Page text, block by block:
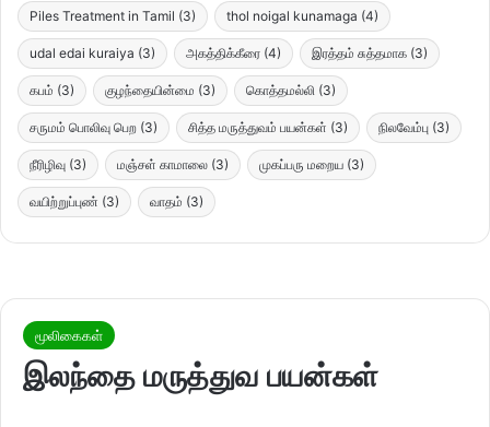
Piles Treatment in Tamil (3) thol noigal kunamaga (4)
udal edai kuraiya (3) அகத்திக்கீரை (4) இரத்தம் சுத்தமாக (3)
கபம் (3) குழந்தையின்மை (3) கொத்தமல்லி (3)
சருமம் பொலிவு பெற (3) சித்த மருத்துவம் பயன்கள் (3) நிலவேம்பு (3)
நீரிழிவு (3) மஞ்சள் காமாலை (3) முகப்பரு மறைய (3)
வயிற்றுப்புண் (3) வாதம் (3)